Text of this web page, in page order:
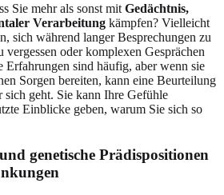
Sie mehr als sonst mit Gedächtnis,
Verarbeitung kämpfen? Vielleicht
sich während langer Besprechungen zu
vergessen oder komplexen Gesprächen
Erfahrungen sind häufig, aber wenn sie
Sorgen bereiten, kann eine Beurteilung
geht. Sie kann Ihre Gefühle
Einblicke geben, warum Sie sich so
genetische Prädispositionen